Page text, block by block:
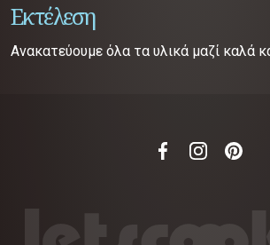
Εκτέλεση
Ανακατεύουμε όλα τα υλικά μαζί καλά